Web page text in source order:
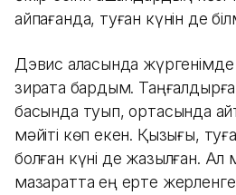
айпағанда, туған күнін де
Дэвис қаласында жүргенімде
зиратқа бардым.
басында туып, ортасында
мәйіті көп екен. Қызығы,
болған күні де жазылған. Ал
мазаратта ең ерте